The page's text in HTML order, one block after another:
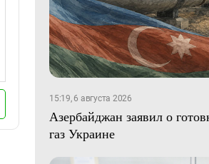
15:19, 6 августа 2026
Азербайджан заявил о
газ Украине